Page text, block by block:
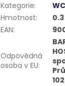
Kategorie:
Hmotnost:
EAN:
Odpovědná
osoba v EU: